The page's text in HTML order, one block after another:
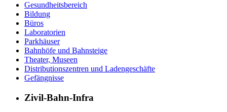
Gesundheitsbereich
Bildung
Büros
Laboratorien
Parkhäuser
Bahnhöfe und Bahnsteige
Theater, Museen
Distributionszentren und Ladengeschäfte
Gefängnisse
Zivil-Bahn-Infra